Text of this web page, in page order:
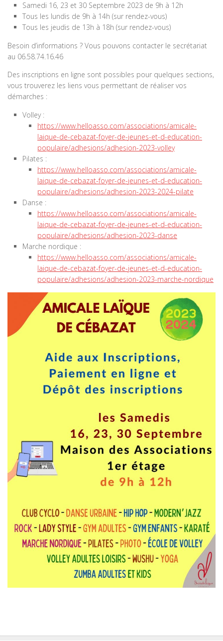
Samedi 16, 23 et 30 Septembre 2023 de 9h à 12h
Tous les lundis de 9h à 14h (sur rendez-vous)
Tous les jeudis de 13h à 18h (sur rendez-vous)
Besoin d’informations ? Vous pouvons contacter le secrétariat
au 06.58.74.16.46
Des inscriptions en ligne sont possibles pour quelques sections,
vous trouverez les liens vous permettant de réaliser vos
démarches :
Volley :
https://www.helloasso.com/associations/amicale-
laique-de-cebazat-foyer-de-jeunes-et-d-education-
populaire/adhesions/adhesion-2023-volley
Pilates :
https://www.helloasso.com/associations/amicale-
laique-de-cebazat-foyer-de-jeunes-et-d-education-
populaire/adhesions/adhesion-2023-2024-pilate
Danse :
https://www.helloasso.com/associations/amicale-
laique-de-cebazat-foyer-de-jeunes-et-d-education-
populaire/adhesions/adhesion-2023-danse
Marche nordique :
https://www.helloasso.com/associations/amicale-
laique-de-cebazat-foyer-de-jeunes-et-d-education-
populaire/adhesions/adhesion-2023-marche-nordique